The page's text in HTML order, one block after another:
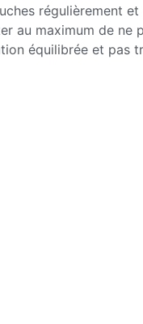
régulièrement
au maximum de ne
équilibrée et pas